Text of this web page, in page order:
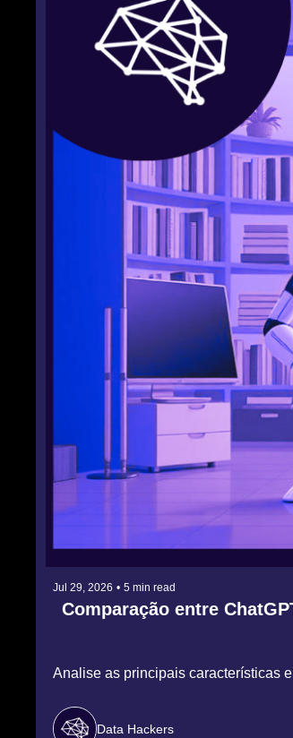
Jul 29, 2026 • 5 min read
Comparação entre
Analise as principais características
Data Hackers